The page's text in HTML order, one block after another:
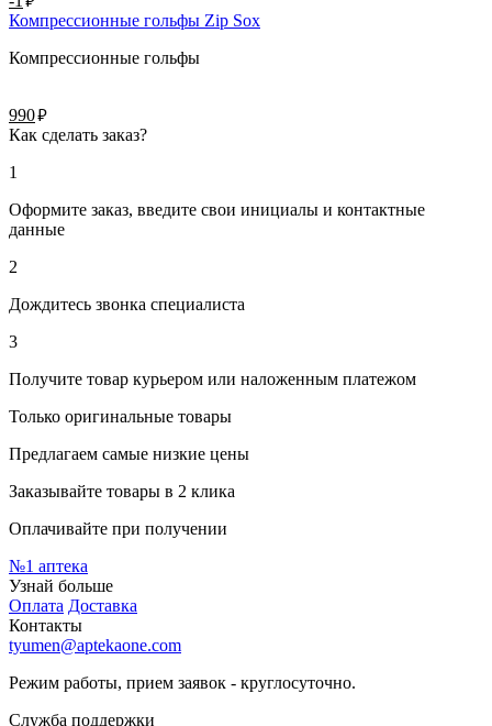
Компрессионные гольфы Zip Sox
Компрессионные гольфы
990руб.
Как сделать заказ?
1
Оформите заказ, введите свои инициалы и контактные
данные
2
Дождитесь звонка специалиста
3
Получите товар курьером или наложенным платежом
Только оригинальные товары
Предлагаем самые низкие цены
Заказывайте товары в 2 клика
Оплачивайте при получении
№1 аптека
Узнай больше
Оплата Доставка
Контакты
tyumen@aptekaone.com
Режим работы, прием заявок - круглосуточно.
Служба поддержки